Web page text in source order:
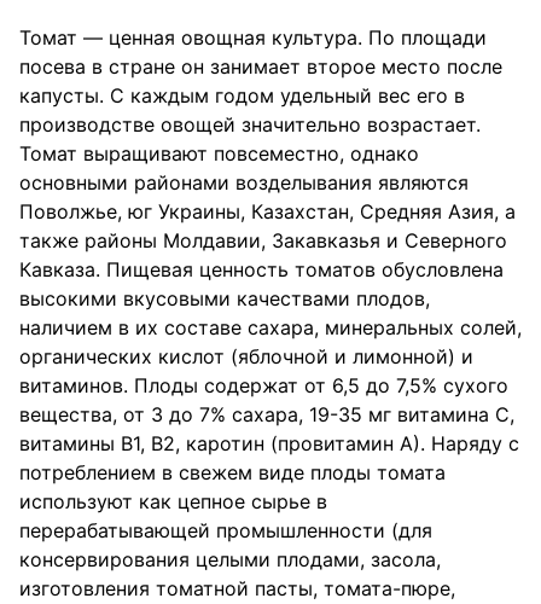
Томат — ценная овощная культура. По площади
посева в стране он занимает второе место после
капусты. С каждым годом удельный вес его в
производстве овощей значительно возрастает.
Томат выращивают повсеместно, однако
основными районами возделывания являются
Поволжье, юг Украины, Казахстан, Средняя Азия, а
также районы Молдавии, Закавказья и Северного
Кавказа. Пищевая ценность томатов обусловлена
высокими вкусовыми качествами плодов,
наличием в их составе сахара, минеральных солей,
органических кислот (яблочной и лимонной) и
витаминов. Плоды содержат от 6,5 до 7,5% сухого
вещества, от 3 до 7% сахара, 19-35 мг витамина С,
витамины В1, В2, каротин (провитамин А). Наряду с
потреблением в свежем виде плоды томата
используют как цепное сырье в
перерабатывающей промышленности (для
консервирования целыми плодами, засола,
изготовления томатной пасты, томата-пюре,